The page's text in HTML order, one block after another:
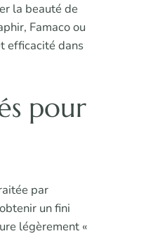
la beauté de
Famaco ou
efficacité dans
pour
par
un fini
légèrement «